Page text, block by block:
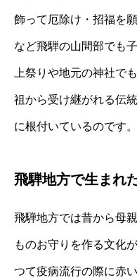
飾って厄除け・招福を
など飛騨の山間部でも
上祭りや地元の神社で
祖から受け継がれる伝
に根付いているのです。
飛騨地方で生まれ
飛騨地方では昔から母
ものお守りを作る文化
つて疫病流行の際に赤